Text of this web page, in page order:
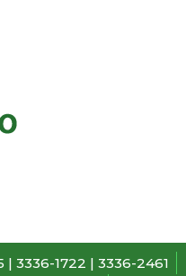
| 3336-1722 | 3336-2461